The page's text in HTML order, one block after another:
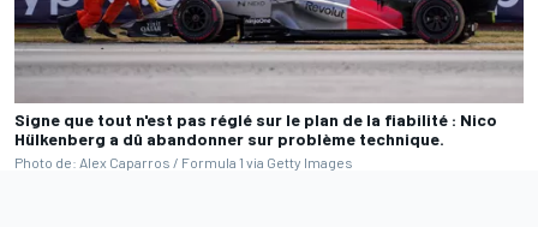
Signe que tout n'est pas réglé sur le plan de la fiabilité : Nico
Hülkenberg a dû abandonner sur problème technique.
Photo de: Alex Caparros / Formula 1 via Getty Images